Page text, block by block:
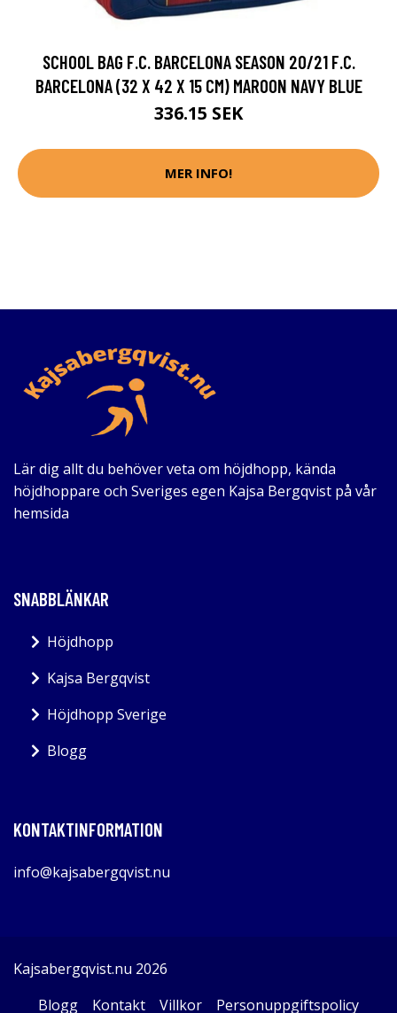
SCHOOL BAG F.C. BARCELONA SEASON 20/21 F.C.
BARCELONA (32 X 42 X 15 CM) MAROON NAVY BLUE
336.15 SEK
MER INFO!
Lär dig allt du behöver veta om höjdhopp, kända
höjdhoppare och Sveriges egen Kajsa Bergqvist på vår
hemsida
SNABBLÄNKAR
Höjdhopp
Kajsa Bergqvist
Höjdhopp Sverige
Blogg
KONTAKTINFORMATION
info@kajsabergqvist.nu
Kajsabergqvist.nu 2026
Blogg
Kontakt Villkor Personuppgiftspolicy